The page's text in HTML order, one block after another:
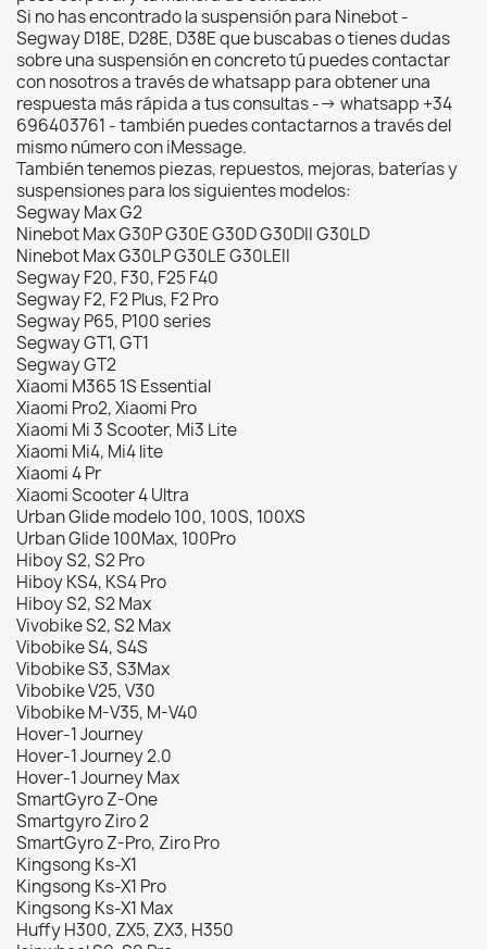
Si no has encontrado la suspensión para Ninebot -
Segway D18E, D28E, D38E que buscabas o tienes dudas
sobre una suspensión en concreto tú puedes contactar
con nosotros a través de whatsapp para obtener una
respuesta más rápida a tus consultas --> whatsapp +34
696403761 - también puedes contactarnos a través del
mismo número con iMessage.
También tenemos piezas, repuestos, mejoras, baterías y
suspensiones para los siguientes modelos:
Segway Max G2
Ninebot Max G30P G30E G30D G30DII G30LD
Ninebot Max G30LP G30LE G30LEII
Segway F20, F30, F25 F40
Segway F2, F2 Plus, F2 Pro
Segway P65, P100 series
Segway GT1, GT1
Segway GT2
Xiaomi M365 1S Essential
Xiaomi Pro2, Xiaomi Pro
Xiaomi Mi 3 Scooter, Mi3 Lite
Xiaomi Mi4, Mi4 lite
Xiaomi 4 Pr
Xiaomi Scooter 4 Ultra
Urban Glide modelo 100, 100S, 100XS
Urban Glide 100Max, 100Pro
Hiboy S2, S2 Pro
Hiboy KS4, KS4 Pro
Hiboy S2, S2 Max
Vivobike S2, S2 Max
Vibobike S4, S4S
Vibobike S3, S3Max
Vibobike V25, V30
Vibobike M-V35, M-V40
Hover-1 Journey
Hover-1 Journey 2.0
Hover-1 Journey Max
SmartGyro Z-One
Smartgyro Ziro 2
SmartGyro Z-Pro, Ziro Pro
Kingsong Ks-X1
Kingsong Ks-X1 Pro
Kingsong Ks-X1 Max
Huffy H300, ZX5, ZX3, H350